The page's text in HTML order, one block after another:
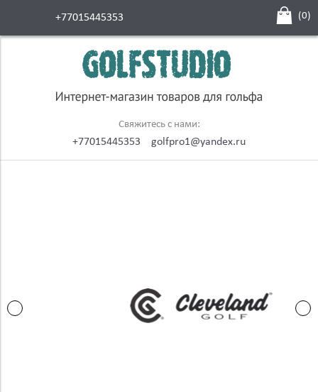
+77015445353 (0)
Свяжитесь с нами:
+77015445353 golfpro1@yandex.ru